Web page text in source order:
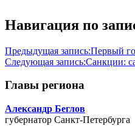
Навигация по
Предыдущая запись:Первый
Следующая запись:Санкции:
Главы региона
Александр Беглов
губернатор Санкт-Петербурга